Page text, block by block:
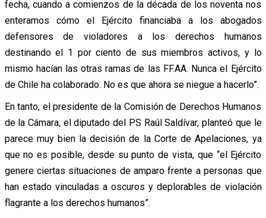
fecha, cuando a comienzos de la década de los noventa nos
enteramos cómo el Ejército financiaba a los abogados
defensores de violadores a los derechos humanos
destinando el 1 por ciento de sus miembros activos, y lo
mismo hacían las otras ramas de las FF.AA. Nunca el Ejército
de Chile ha colaborado. No es que ahora se niegue a hacerlo”.
En tanto, el presidente de la Comisión de Derechos Humanos
de la Cámara, el diputado del PS Raúl Saldívar, planteó que le
parece muy bien la decisión de la Corte de Apelaciones, ya
que no es posible, desde su punto de vista, que “el Ejército
genere ciertas situaciones de amparo frente a personas que
han estado vinculadas a oscuros y deplorables de violación
flagrante a los derechos humanos”.